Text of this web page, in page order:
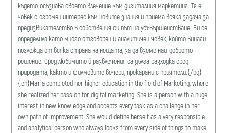
където осъзнава своето влечение към дигиталния маркетинг. Тя е
човек с огромен интерес към новите знания и приема всяка задача за
предизвикателство в собствения си път на усъвършенстване. Би се
определила като много отговорен и аналитичен човек, който винаги
поглежда от всяка страна на нещата, за да вземе най-доброто
решение. Сред любимите й развлечения са дълга разходка сред
природата, както и филмовите вечери, прекарани с приятели.{/bg}
{:en}Maria completed her higher education in the field of Marketing, where
she realized her passion for digital marketing. She is a person with a huge
interest in new knowledge and accepts every task as a challenge in her
own path of improvement. She would define herself as a very responsible
and analytical person who always looks from every side of things to make